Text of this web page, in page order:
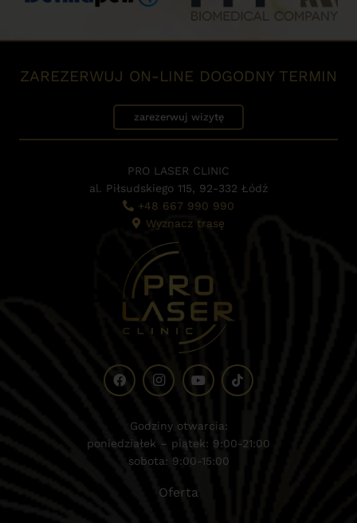
ZAREZERWUJ ON-LINE DOGODNY TERMIN
zarezerwuj wizytę
PRO LASER CLINIC
al. Piłsudskiego 115, 92-332 Łódź
+48 667 990 990
Wyznacz trasę
Godziny otwarcia:
poniedziałek – piątek: 9:00-21:00
sobota: 9:00-15:00
Oferta